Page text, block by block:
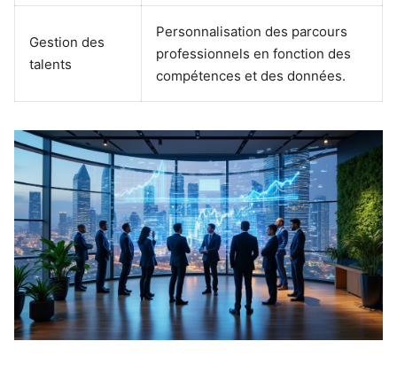
Gestion des
talents
Personnalisation des parcours
professionnels en fonction des
compétences et des données.